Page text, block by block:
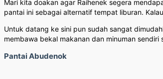
Mari kita doakan agar Raihenek segera
pantai ini sebagai alternatif tempat liburan.
Untuk datang ke sini pun sudah sangat
membawa bekal makanan dan minuman sendiri
Pantai Abudenok